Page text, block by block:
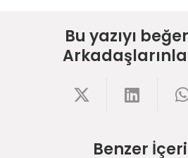
Bu yazıyı
Benzer